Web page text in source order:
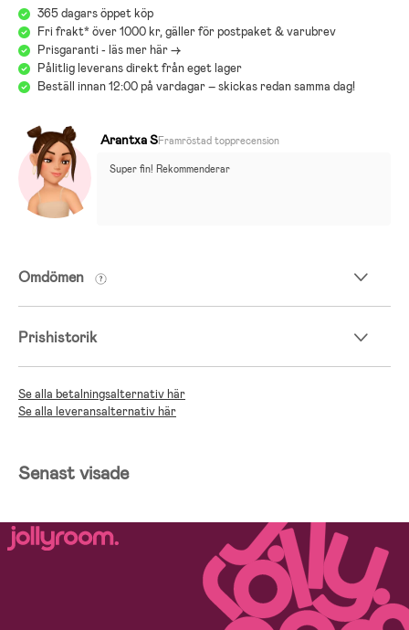
365 dagars öppet köp
Fri frakt* över 1000 kr, gäller för postpaket & varubrev
Prisgaranti - läs mer här ->
Pålitlig leverans direkt från eget lager
Beställ innan 12:00 på vardagar – skickas redan samma dag!
Arantxa SFramröstad topprecension
Super fin! Rekommenderar
Omdömen
Prishistorik
Se alla betalningsalternativ här
Se alla leveransalternativ här
Senast visade